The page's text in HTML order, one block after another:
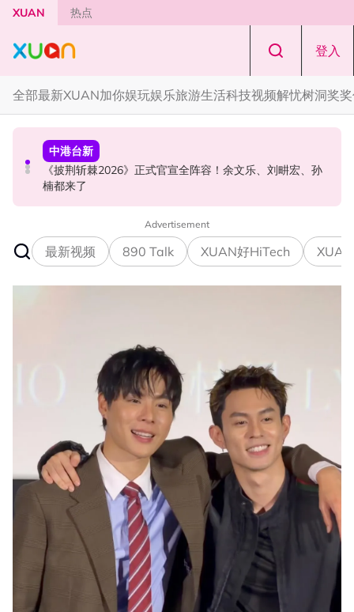
Skip to main content
XUAN 热点
登入
全部最新XUAN加你娱玩娱乐旅游生活科技视频解忧树洞奖
中港台新
《披荆斩棘2026》正式官宣全阵容！余文乐、刘畊宏、孙
楠都来了
中港台新
陈土豆玩梗《下一站幸福》！同框阿信、吴建豪上演“光晞
不能捐”桥段
演唱会
范玮琪云顶开唱哽咽了！感性告白大马粉丝：我想继续唱
下去
Advertisement
最新视频 890 Talk XUAN好HiTech